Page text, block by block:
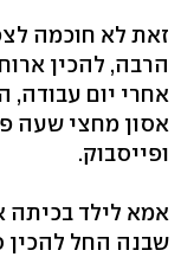
זאת לא חוכמה
הרבה, להכין
אחרי יום עבודה,
אסון מחצי שעה
ופייסבוק.
אמא לילד בכיתה
שבנה החל להכין